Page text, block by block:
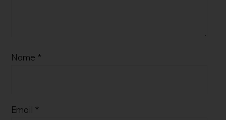
Nome *
Email *